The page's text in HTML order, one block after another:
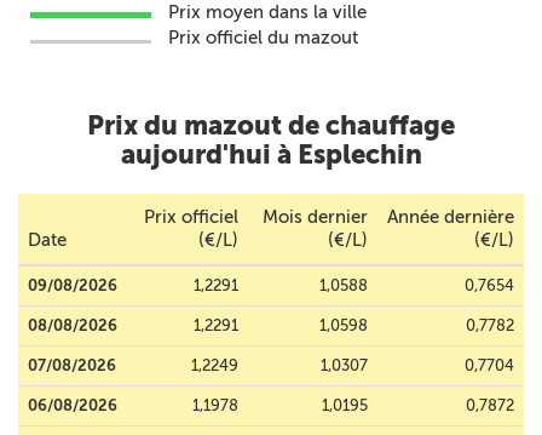
Prix moyen dans la ville
Prix officiel du mazout
Prix du mazout de chauffage
aujourd'hui à Esplechin
Date
Prix officiel
(€/L)
Mois dernier
(€/L)
Année dernière
(€/L)
09/08/2026 1,2291 1,0588 0,7654
08/08/2026 1,2291 1,0598 0,7782
07/08/2026 1,2249 1,0307 0,7704
06/08/2026 1,1978 1,0195 0,7872